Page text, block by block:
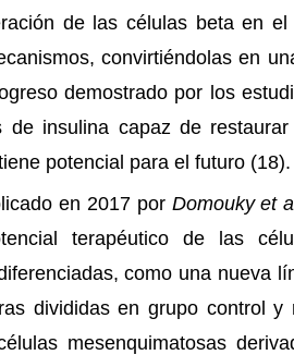
de las células beta en
convirtiéndolas en
demostrado por los
de insulina capaz de
potencial para el futuro (18).
en 2017 por Domouky et
terapéutico de las
como una nueva
divididas en grupo control
mesenquimatosas